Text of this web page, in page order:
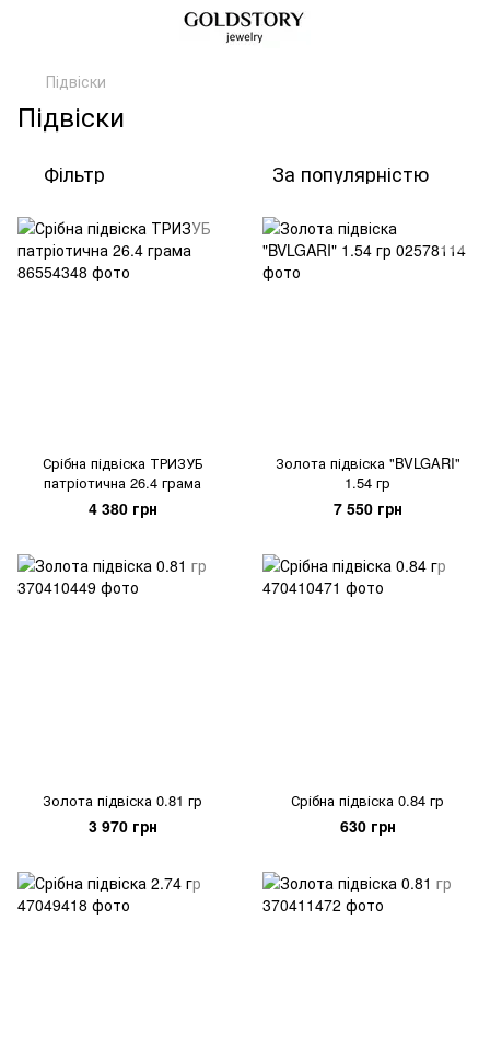
Підвіски
Підвіски
Фільтр За популярністю
Срібна підвіска ТРИЗУБ
патріотична 26.4 грама
4 380 грн
Золота підвіска "BVLGARI"
1.54 гр
7 550 грн
Золота підвіска 0.81 гр
3 970 грн
Срібна підвіска 0.84 гр
630 грн